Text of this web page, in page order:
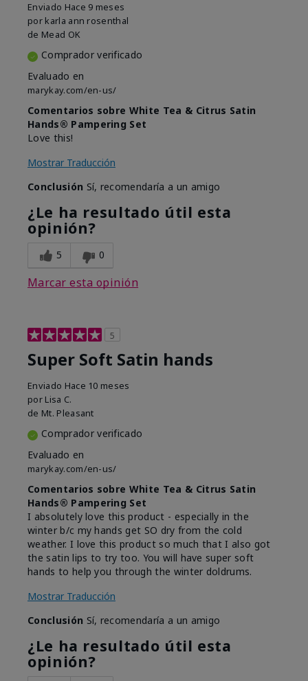
Enviado Hace 9 meses
por karla ann rosenthal
de Mead OK
Comprador verificado
Evaluado en
marykay.com/en-us/
Comentarios sobre White Tea & Citrus Satin
Hands® Pampering Set
Love this!
Mostrar Traducción
Conclusión Sí, recomendaría a un amigo
¿Le ha resultado útil esta
opinión?
5 0
Marcar esta opinión
5
Super Soft Satin hands
Enviado Hace 10 meses
por Lisa C.
de Mt. Pleasant
Comprador verificado
Evaluado en
marykay.com/en-us/
Comentarios sobre White Tea & Citrus Satin
Hands® Pampering Set
I absolutely love this product - especially in the
winter b/c my hands get SO dry from the cold
weather. I love this product so much that I also got
the satin lips to try too. You will have super soft
hands to help you through the winter doldrums.
Mostrar Traducción
Conclusión Sí, recomendaría a un amigo
¿Le ha resultado útil esta
opinión?